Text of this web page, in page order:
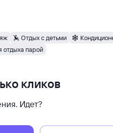
Отдых с детьми
отдыха парой
кликов
Идет?